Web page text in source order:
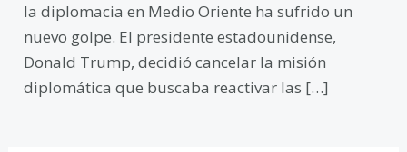
la diplomacia en Medio Oriente ha sufrido un
nuevo golpe. El presidente estadounidense,
Donald Trump, decidió cancelar la misión
diplomática que buscaba reactivar las […]